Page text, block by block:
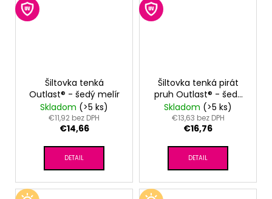
Šiltovka tenká
Outlast® - šedý melír
Skladom (>5 ks)
€11,92 bez DPH
€14,66
DETAIL
Šiltovka tenká pirát
pruh Outlast® - šedý
melír
Skladom (>5 ks)
€13,63 bez DPH
€16,76
DETAIL